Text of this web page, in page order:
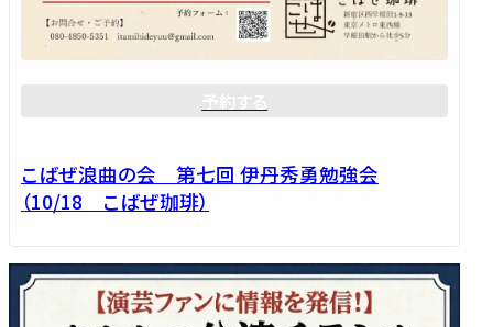
こばぜ浪曲の会 第七回 伊丹秀勇勉強会
（10/18 こばぜ珈琲）